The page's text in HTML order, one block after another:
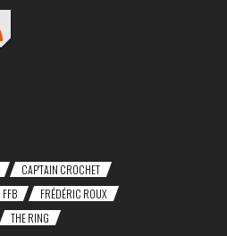
CAP'TAIN CROCHET
FFB
FRÉDÉRIC ROUX
THE RING